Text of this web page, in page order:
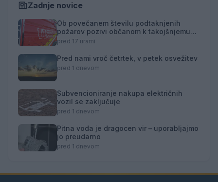
Zadnje novice
Ob povečanem številu podtaknjenih
požarov pozivi občanom k takojšnjemu
obveščanju policije
pred 17 urami
Pred nami vroč četrtek, v petek osvežitev
pred 1 dnevom
Subvencioniranje nakupa električnih
vozil se zaključuje
pred 1 dnevom
Pitna voda je dragocen vir – uporabljajmo
jo preudarno
pred 1 dnevom